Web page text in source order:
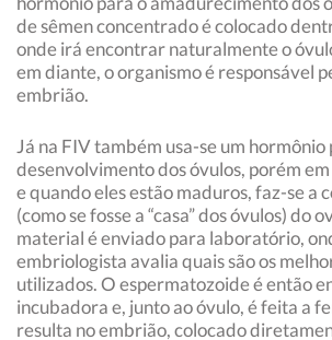
de sêmen concentrado é colocado
onde irá encontrar naturalmente o
em diante, o organismo é responsável
embrião.
Já na FIV também usa-se um
desenvolvimento dos óvulos, porém em
e quando eles estão maduros, faz-se a
(como se fosse a “casa” dos óvulos) do
material é enviado para laboratório,
embriologista avalia quais são os
utilizados. O espermatozoide é então
incubadora e, junto ao óvulo, é feita a
resulta no embrião, colocado